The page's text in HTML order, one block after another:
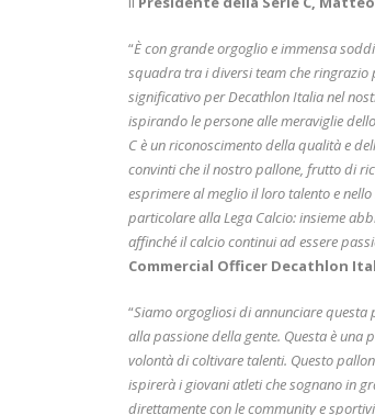
“È con grande orgoglio e immensa
squadra tra i diversi team che
significativo per Decathlon Italia nel
ispirando le persone alle meraviglie
C è un riconoscimento della qualità e
convinti che il nostro pallone, frutto di
esprimere al meglio il loro talento e
particolare alla Lega Calcio: insieme
affinché il calcio continui ad essere
Commercial Officer Decathlon
“Siamo orgogliosi di annunciare
alla passione della gente. Questa è
volontà di coltivare talenti. Questo
ispirerà i giovani atleti che sognano in
direttamente con le community e